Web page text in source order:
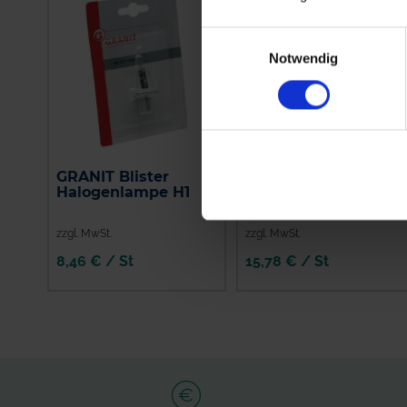
Notwendig
GRANIT Blister
Halogenlampe H1
zzgl. MwSt.
8,46 € / St
zzgl. MwSt.
15,78 € / St